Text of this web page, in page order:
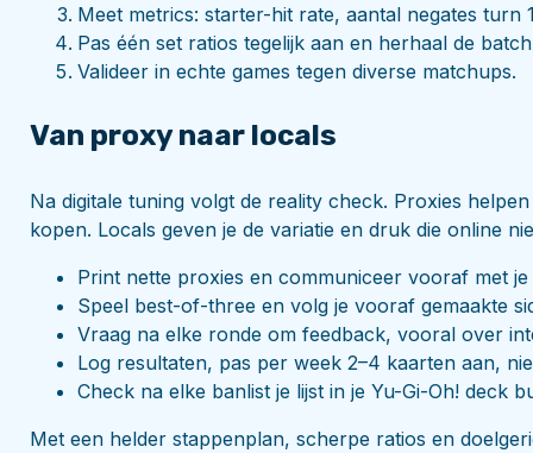
Meet metrics: starter-hit rate, aantal negates turn
Pas één set ratios tegelijk aan en herhaal de
Valideer in echte games tegen diverse matchups.
Van proxy naar locals
Na digitale tuning volgt de reality check. Proxies
kopen. Locals geven je de variatie en druk die online
Print nette proxies en communiceer vooraf met
Speel best-of-three en volg je vooraf gemaakte
Vraag na elke ronde om feedback, vooral over
Log resultaten, pas per week 2–4 kaarten aan,
Check na elke banlist je lijst in je Yu-Gi-Oh! deck
Met een helder stappenplan, scherpe ratios en